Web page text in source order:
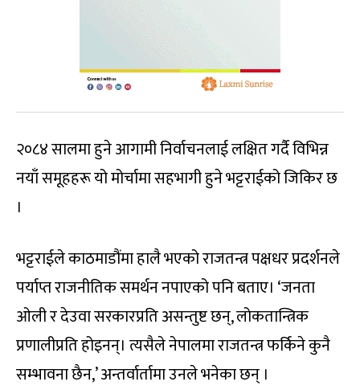
२०८४ सालमा हुने आगामी निर्वाचनलाई लक्षित गर्दै विभिन्न
नयाँ समूहहरू यो मोर्चामा सहभागी हुने भट्टराईको जिकिर छ
।
भट्टराईले काठमाडौंमा हालै भएको राजतन्त्र पक्षधर प्रदर्शनले
पर्याप्त राजनीतिक समर्थन नपाएको पनि बताए। ‘जनता
ओली र देउवा सरकारप्रति असन्तुष्ट छन्, लोकतान्त्रिक
प्रणालीप्रति होइनन्। त्यसैले नेपालमा राजतन्त्र फर्किने कुनै
सम्भावना छैन,’ अन्तर्वार्तामा उनले भनेका छन् ।